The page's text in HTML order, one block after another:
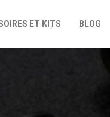
ET KITS BLOG